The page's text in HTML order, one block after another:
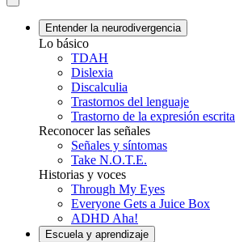
Entender la neurodivergencia
Lo básico
TDAH
Dislexia
Discalculia
Trastornos del lenguaje
Trastorno de la expresión escrita
Reconocer las señales
Señales y síntomas
Take N.O.T.E.
Historias y voces
Through My Eyes
Everyone Gets a Juice Box
ADHD Aha!
Escuela y aprendizaje